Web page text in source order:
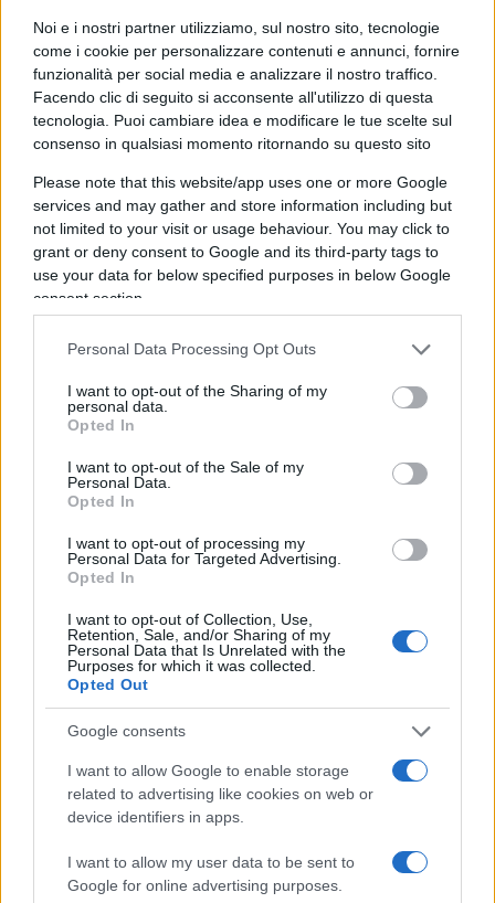
Noi e i nostri partner utilizziamo, sul nostro sito, tecnologie
come i cookie per personalizzare contenuti e annunci, fornire
funzionalità per social media e analizzare il nostro traffico.
Facendo clic di seguito si acconsente all'utilizzo di questa
tecnologia. Puoi cambiare idea e modificare le tue scelte sul
consenso in qualsiasi momento ritornando su questo sito
Please note that this website/app uses one or more Google
services and may gather and store information including but
not limited to your visit or usage behaviour. You may click to
grant or deny consent to Google and its third-party tags to
use your data for below specified purposes in below Google
consent section.
Personal Data Processing Opt Outs
I want to opt-out of the Sharing of my
personal data.
Opted In
I want to opt-out of the Sale of my
Personal Data.
Opted In
I want to opt-out of processing my
Personal Data for Targeted Advertising.
Opted In
I want to opt-out of Collection, Use,
Retention, Sale, and/or Sharing of my
Personal Data that Is Unrelated with the
Purposes for which it was collected.
Opted Out
Google consents
I want to allow Google to enable storage
related to advertising like cookies on web or
device identifiers in apps.
I want to allow my user data to be sent to
Google for online advertising purposes.
Varesine, guardie armate all’entrata, mitra siciliani
e il sorgere poi dei Vallanzasca, dei Turatello che
andavano a Roma a prendere a pesci in faccia
quelli della Magliana, la Milano che il crimine
come c’erano i maranza e gli spostati e i
meridionali che sposavano nei villaggi siculi o
della Calabria eternamente presociali, poi
salivano nell’hinterland e mettevano a battere le
mogliettine le quali o impazzivano o si
ammazzavano o facevano fuori il marito
Ma era più facile, più frequente fosse lui, il marito
zanza o magnaccia, un bel giorno a dar di matto e,
per una strana gelosia retrospettiva, a squartare la
amici del paese, garzoni del droghiere. Per dire
che certe miserie, certe sciagure nella metropoli
termitaio, fetida e feroce ci sono sempre state e
sempre ci saranno. Adattate ai tempi? Sicuro,
in fondo sempre la solita storia.
caso, ci pare, di fictionarla, per dire darne una
visione romantica, commerciale, spendibile nel
mercato pubblicitario e mediatico. Mentendo,
oltretutto, sui significati ultimi, sulla
comprensione definitiva del fenomeno: “A
guardare i dati delle aggressioni e delle piccole
rapine tra giovanissimi, i responsabili 90 volte su